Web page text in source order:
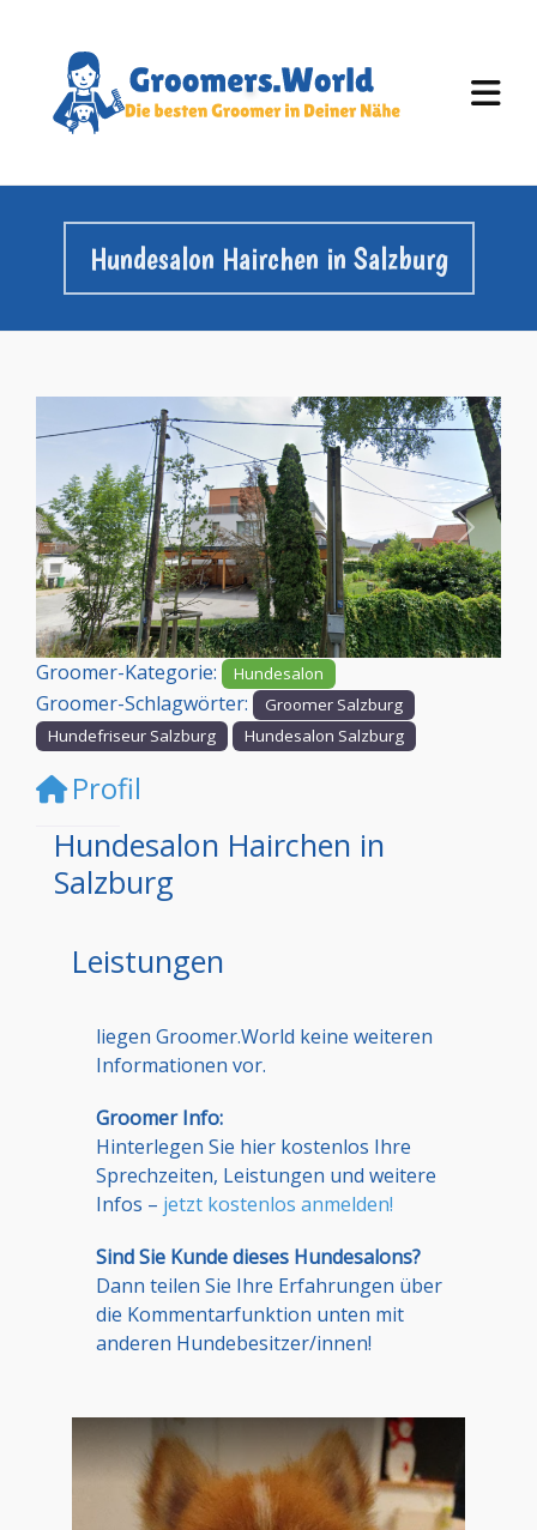
Hundesalon Hairchen in Salzburg
Vorheriges
Groomer-Kategorie: Hundesalon
Groomer-Schlagwörter:
Groomer Salzburg
Hundefriseur Salzburg
Hundesalon Salzburg
Profil
Hundesalon Hairchen in
Salzburg
Leistungen
liegen Groomer.World keine weiteren
Informationen vor.
Groomer Info:
Hinterlegen Sie hier kostenlos Ihre
Sprechzeiten, Leistungen und weitere
Infos – jetzt kostenlos anmelden!
Sind Sie Kunde dieses Hundesalons?
Dann teilen Sie Ihre Erfahrungen über
die Kommentarfunktion unten mit
anderen Hundebesitzer/innen!